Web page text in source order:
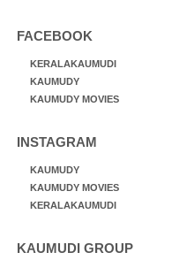
FACEBOOK
KERALAKAUMUDI
KAUMUDY
KAUMUDY MOVIES
INSTAGRAM
KAUMUDY
KAUMUDY MOVIES
KERALAKAUMUDI
KAUMUDI GROUP